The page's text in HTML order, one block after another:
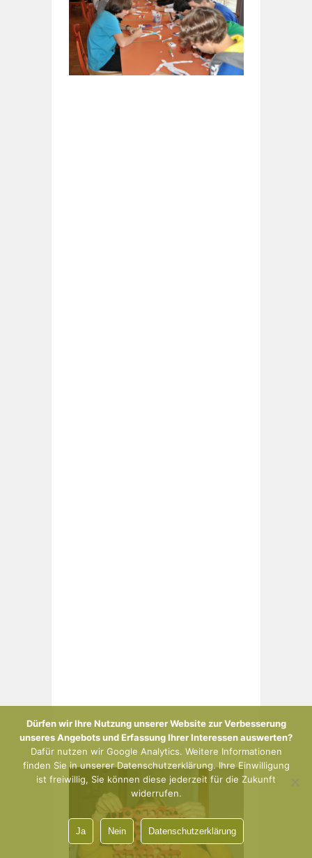
Dürfen wir Ihre Nutzung unserer Website zur Verbesserung
unseres Angebots und Erfassung Ihrer Interessen auswerten?
Dafür nutzen wir Google Analytics. Weitere Informationen
finden Sie in unserer Datenschutzerklärung. Ihre Einwilligung
ist freiwillig, Sie können diese jederzeit für die Zukunft
widerrufen.
Ja Nein Datenschutzerklärung